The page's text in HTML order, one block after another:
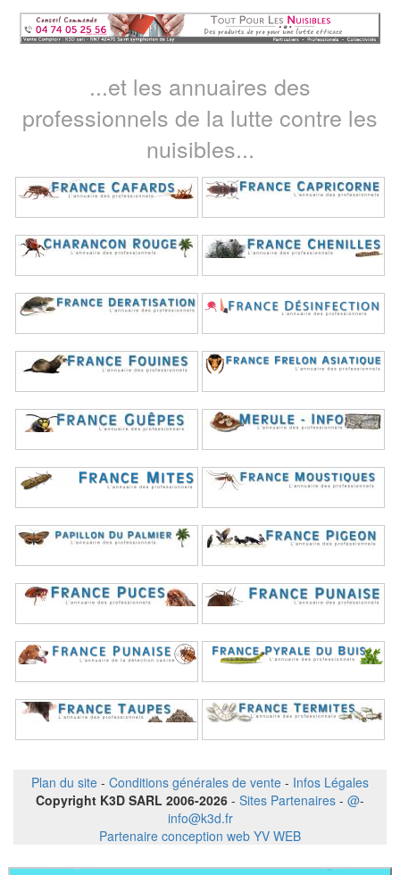
...et les annuaires des
professionnels de la lutte contre les
nuisibles...
Plan du site - Conditions générales de vente - Infos Légales
Copyright K3D SARL 2006-2026 - Sites Partenaires - @-
info@k3d.fr
Partenaire conception web YV WEB